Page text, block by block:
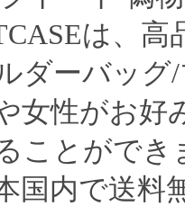
は、
ダーバッ
女性がお好
ことができ
国内で送料